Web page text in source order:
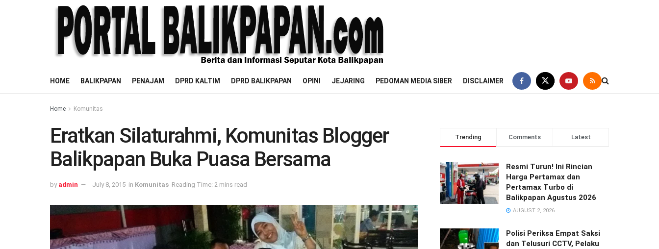
HOME BALIKPAPAN PENAJAM DPRD KALTIM DPRD BALIKPAPAN OPINI JEJARING PEDOMAN MEDIA SIBER DISCLAIMER
Home Komunitas
Eratkan Silaturahmi, Komunitas Blogger
Balikpapan Buka Puasa Bersama
by admin July 8, 2015 in Komunitas Reading Time: 2 mins read
Trending Comments Latest
Resmi Turun! Ini Rincian
Harga Pertamax dan
Pertamax Turbo di
Balikpapan Agustus 2026
AUGUST 2, 2026
Polisi Periksa Empat Saksi
dan Telusuri CCTV, Pelaku